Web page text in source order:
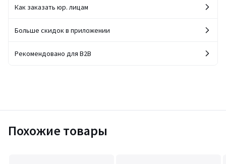
Как заказать юр. лицам
Больше скидок в приложении
Рекомендовано для B2B
Похожие товары